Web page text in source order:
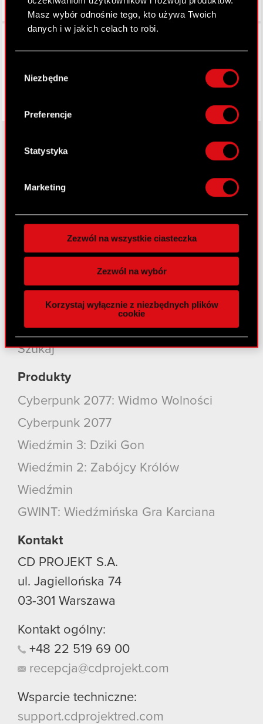
Masz wybór odnośnie tego, kto używa Twoich
danych i w jakich celach to robi.
Gromadzić dane dotyczące Twojej
lokalizacji geograficznej z dokładnością nawet
Identyfikować Twoje urządzenie, aktywnie
analizując charakteryzującego je zbiory
palca)
osobiste dane są przetwarzane oraz ustaw własne
preferencje w
. W Deklaracji
zgodę w dowolnej chwili.
funkcje społecznościowe i analizować ruch w
naszej witrynie. Informacje o tym, jak korzystasz
z naszej witryny, udostępniamy partnerom
społecznościowym, reklamowym i analitycznym.
Partnerzy mogą połączyć te informacje z innymi
danymi otrzymanymi od Ciebie lub uzyskanymi
korzystanie z naszej witryny, zgadasz się na
zgody
Niezbędne
Preferencje
Statystyka
Marketing
Zezwól na wszystkie ciasteczka
Zezwól na wybór
Korzystaj wyłącznie z niezbędnych plików
cookie
Facebook
Grupa Kapitałowa
Nasz biznes
Inwestorzy
Zrównoważony rozwój
Media
Kariera
Kontakt
Szukaj
Produkty
Cyberpunk 2077: Widmo Wolności
Cyberpunk 2077
Wiedźmin 3: Dziki Gon
Wiedźmin 2: Zabójcy Królów
Wiedźmin
GWINT: Wiedźmińska Gra Karciana
Kontakt
CD PROJEKT S.A.
ul. Jagiellońska 74
03-301 Warszawa
Kontakt ogólny:
+48 22 519 69 00
recepcja@cdprojekt.com
Wsparcie techniczne:
support.cdprojektred.com